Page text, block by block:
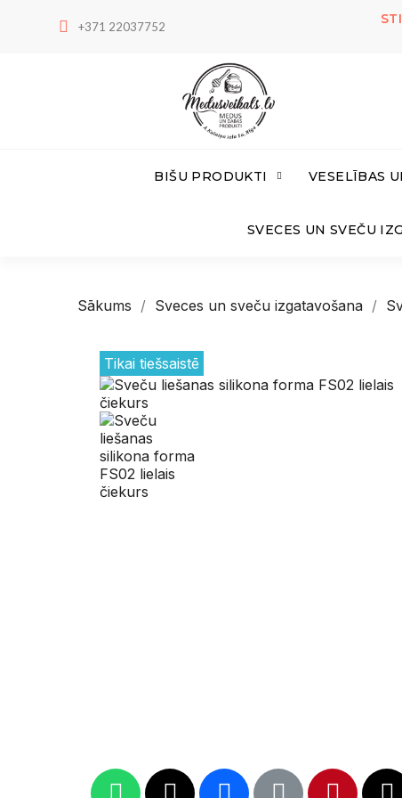
+371 22037752
BIŠU PRODUKTI VESELĪBAS
SVECES UN SVEČU
Sākums Sveces un sveču izgatavošana
Tikai tiešsaistē